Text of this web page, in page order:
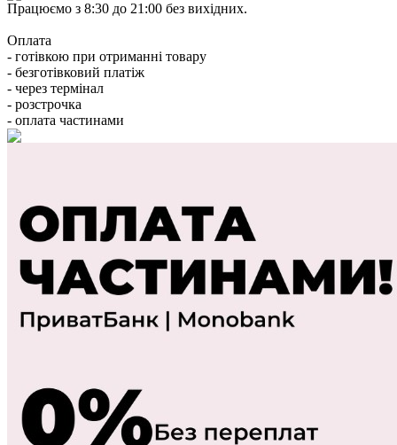
Працюємо з 8:30 до 21:00 без вихідних.
Оплата
- готівкою при отриманні товару
- безготівковий платіж
- через термінал
- розстрочка
- оплата частинами